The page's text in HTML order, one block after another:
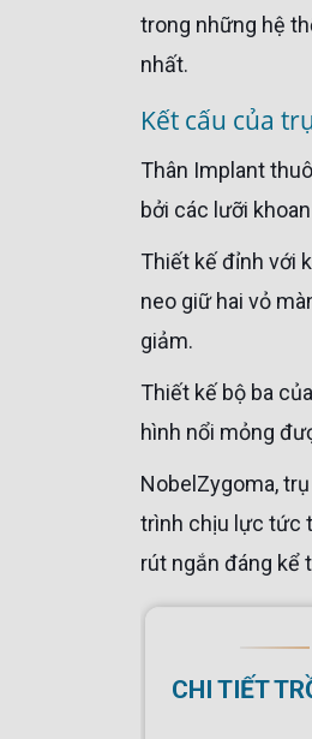
trong những hệ
nhất.
Kết cấu của
Thân Implant thuôn nhọn mở rộng sẽ làm đặc xương dần dần trong khi độ ổn định ban đầu được hỗ trợ
bởi các lưỡi
Thiết kế đỉnh
neo giữ hai vỏ
giảm.
Thiết kế bộ ba của Nobel Biocare N1 Base với bề mặt Xeal™ tuân theo nguyên tắc Mucointegration™. Cấu
hình nổi mỏng
NobelZygoma,
trình chịu lực tức
rút ngắn đáng kể
CHI TIẾT TRỒNG RĂNG IMPLANT THEO